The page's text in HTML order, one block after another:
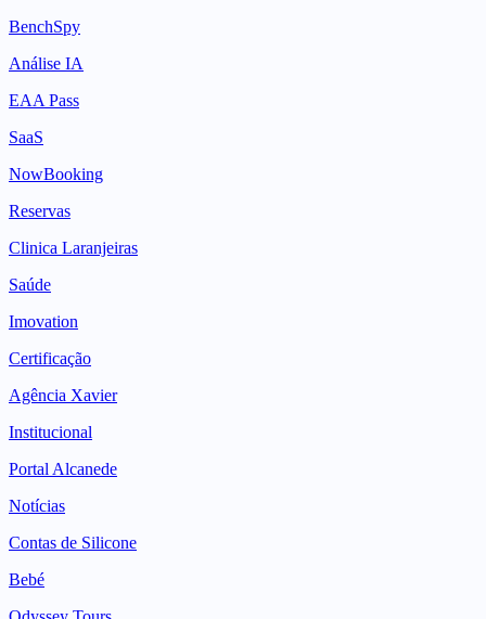
BenchSpy
Análise IA
EAA Pass
SaaS
NowBooking
Reservas
Clinica Laranjeiras
Saúde
Imovation
Certificação
Agência Xavier
Institucional
Portal Alcanede
Notícias
Contas de Silicone
Bebé